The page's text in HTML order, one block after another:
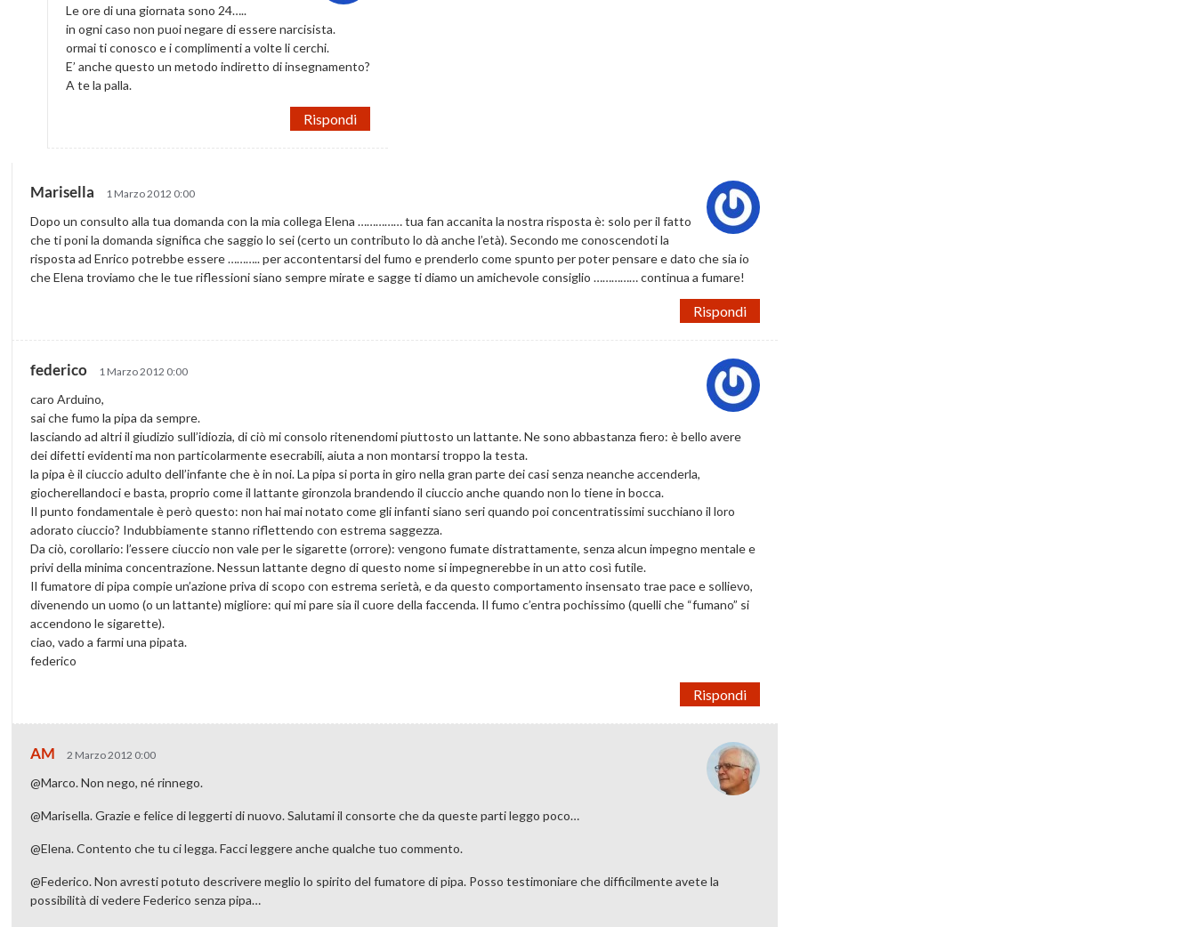
Le ore di una giornata sono 24…..
in ogni caso non puoi negare di essere narcisista.
ormai ti conosco e i complimenti a volte li cerchi.
E’ anche questo un metodo indiretto di insegnamento?
A te la palla.
Rispondi
Marisella 1 Marzo 2012 0:00
Dopo un consulto alla tua domanda con la mia collega Elena …………… tua fan accanita la nostra risposta è: solo per il fatto
che ti poni la domanda significa che saggio lo sei (certo un contributo lo dà anche l’età). Secondo me conoscendoti la
risposta ad Enrico potrebbe essere ……….. per accontentarsi del fumo e prenderlo come spunto per poter pensare e dato che sia io
che Elena troviamo che le tue riflessioni siano sempre mirate e sagge ti diamo un amichevole consiglio …………… continua a fumare!
Rispondi
federico 1 Marzo 2012 0:00
caro Arduino,
sai che fumo la pipa da sempre.
lasciando ad altri il giudizio sull’idiozia, di ciò mi consolo ritenendomi piuttosto un lattante. Ne sono abbastanza fiero: è bello avere
dei difetti evidenti ma non particolarmente esecrabili, aiuta a non montarsi troppo la testa.
la pipa è il ciuccio adulto dell’infante che è in noi. La pipa si porta in giro nella gran parte dei casi senza neanche accenderla,
giocherellandoci e basta, proprio come il lattante gironzola brandendo il ciuccio anche quando non lo tiene in bocca.
Il punto fondamentale è però questo: non hai mai notato come gli infanti siano seri quando poi concentratissimi succhiano il loro
adorato ciuccio? Indubbiamente stanno riflettendo con estrema saggezza.
Da ciò, corollario: l’essere ciuccio non vale per le sigarette (orrore): vengono fumate distrattamente, senza alcun impegno mentale e
privi della minima concentrazione. Nessun lattante degno di questo nome si impegnerebbe in un atto così futile.
Il fumatore di pipa compie un’azione priva di scopo con estrema serietà, e da questo comportamento insensato trae pace e sollievo,
divenendo un uomo (o un lattante) migliore: qui mi pare sia il cuore della faccenda. Il fumo c’entra pochissimo (quelli che “fumano” si
accendono le sigarette).
ciao, vado a farmi una pipata.
federico
Rispondi
AM 2 Marzo 2012 0:00
@Marco. Non nego, né rinnego.
@Marisella. Grazie e felice di leggerti di nuovo. Salutami il consorte che da queste parti leggo poco…
@Elena. Contento che tu ci legga. Facci leggere anche qualche tuo commento.
@Federico. Non avresti potuto descrivere meglio lo spirito del fumatore di pipa. Posso testimoniare che difficilmente avete la
possibilità di vedere Federico senza pipa…